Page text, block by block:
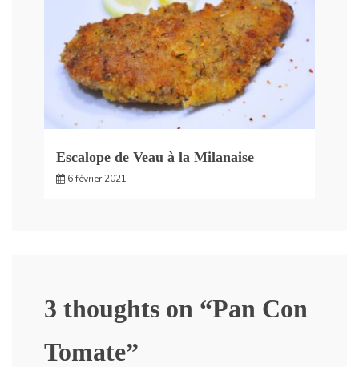
Escalope de Veau à la Milanaise
6 février 2021
3 thoughts on “Pan Con
Tomate”